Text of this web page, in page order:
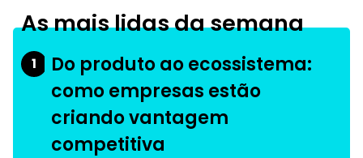
As mais lidas da semana
1
Do produto ao ecossistema:
como empresas estão
criando vantagem
competitiva